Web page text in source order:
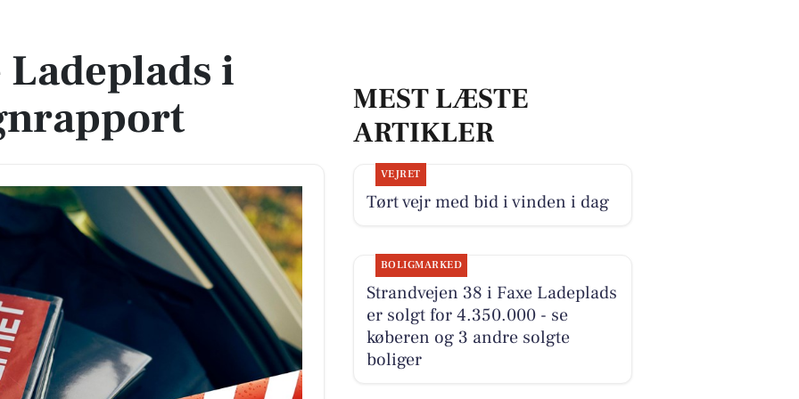
i
MEST LÆSTE
ARTIKLER
VEJRET
Tørt vejr med bid i vinden i dag
BOLIGMARKED
Strandvejen 38 i Faxe Ladeplads
er solgt for 4.350.000 - se
køberen og 3 andre solgte
boliger